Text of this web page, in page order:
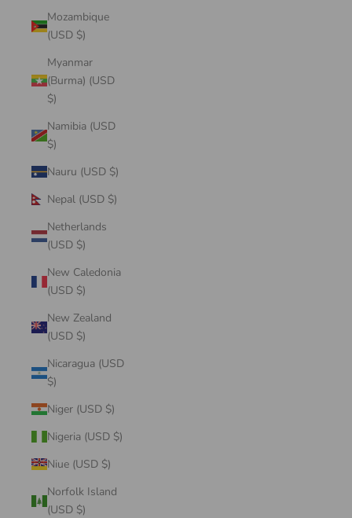
Mozambique
(USD $)
Myanmar
(Burma) (USD
$)
Namibia (USD
$)
Nauru (USD $)
Nepal (USD $)
Netherlands
(USD $)
New Caledonia
(USD $)
New Zealand
(USD $)
Nicaragua (USD
$)
Niger (USD $)
Nigeria (USD $)
Niue (USD $)
Norfolk Island
(USD $)